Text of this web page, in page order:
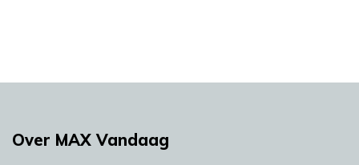
Over MAX Vandaag